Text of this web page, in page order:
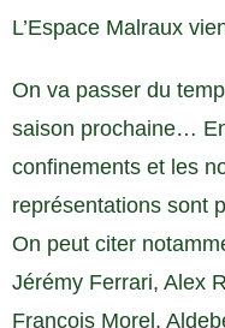
L’Espace Malraux
On va passer du
saison prochaine…
confinements et les
représentations sont
On peut citer
Jérémy Ferrari, Alex
François Morel,